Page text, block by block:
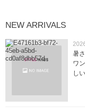
NEW ARRIVALS
暑
ワ
し